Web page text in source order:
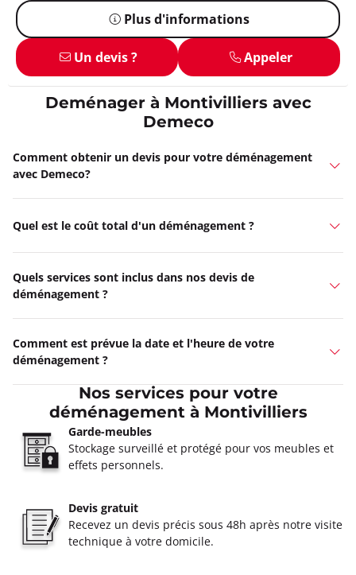
Plus d'informations
Un devis ? Appeler
Deménager à Montivilliers avec
Demeco
Comment obtenir un devis pour votre déménagement
avec Demeco?
Quel est le coût total d'un déménagement ?
Quels services sont inclus dans nos devis de
déménagement ?
Comment est prévue la date et l'heure de votre
déménagement ?
Nos services pour votre
déménagement à Montivilliers
Garde-meubles
Stockage surveillé et protégé pour vos meubles et
effets personnels.
Devis gratuit
Recevez un devis précis sous 48h après notre visite
technique à votre domicile.